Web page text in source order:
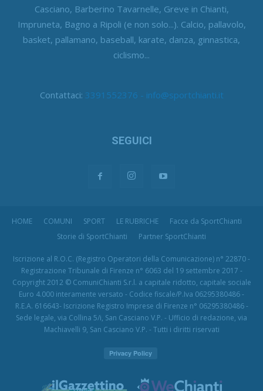
Casciano, Barberino Tavarnelle, Greve in Chianti,
Impruneta, Bagno a Ripoli (e non solo...). Calcio, pallavolo,
basket, pallamano, baseball, karate, danza, ginnastica,
ciclismo...
Contattaci: 3391552376 - info@sportchianti.it
SEGUICI
HOME COMUNI SPORT LE RUBRICHE
Facce da SportChianti
Storie di SportChianti
Partner SportChianti
Iscrizione al R.O.C. (Registro Operatori della Comunicazione) n° 22870 -
Registrazione Tribunale di Firenze n° 6063 del 19 settembre 2017 -
Copyright 2012 © ComuniChianti S.r.l. a capitale ridotto, capitale sociale
Euro 4.000 interamente versato - Codice fiscale/P.Iva 06295380486 -
R.E.A. 616643- Iscrizione Registro Imprese di Firenze n° 06295380486 -
Sede legale, via Collina 5/i, San Casciano V.P. - Ufficio di redazione, via
Machiavelli 9, San Casciano V.P. - Tutti i diritti riservati